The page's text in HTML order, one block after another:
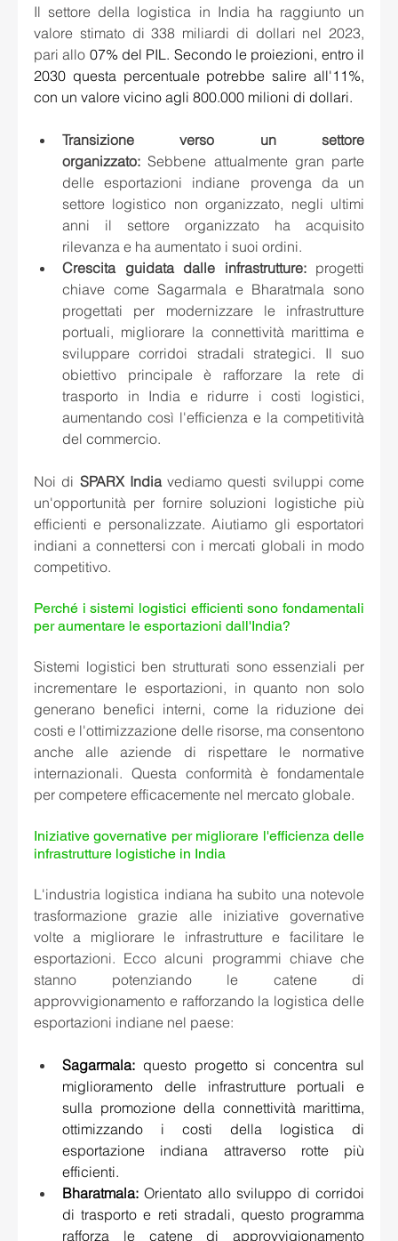
Il settore della logistica in India ha raggiunto un
valore stimato di 338 miliardi di dollari nel 2023,
pari allo 07% del PIL. Secondo le proiezioni, entro il
2030 questa percentuale potrebbe salire all'11%,
con un valore vicino agli 800.000 milioni di dollari.
Transizione verso un settore
organizzato: Sebbene attualmente gran parte
delle esportazioni indiane provenga da un
settore logistico non organizzato, negli ultimi
anni il settore organizzato ha acquisito
rilevanza e ha aumentato i suoi ordini.
Crescita guidata dalle infrastrutture: progetti
chiave come Sagarmala e Bharatmala sono
progettati per modernizzare le infrastrutture
portuali, migliorare la connettività marittima e
sviluppare corridoi stradali strategici. Il suo
obiettivo principale è rafforzare la rete di
trasporto in India e ridurre i costi logistici,
aumentando così l'efficienza e la competitività
del commercio.
Noi di SPARX India vediamo questi sviluppi come
un'opportunità per fornire soluzioni logistiche più
efficienti e personalizzate. Aiutiamo gli esportatori
indiani a connettersi con i mercati globali in modo
competitivo.
Perché i sistemi logistici efficienti sono fondamentali
per aumentare le esportazioni dall'India?
Sistemi logistici ben strutturati sono essenziali per
incrementare le esportazioni, in quanto non solo
generano benefici interni, come la riduzione dei
costi e l'ottimizzazione delle risorse, ma consentono
anche alle aziende di rispettare le normative
internazionali. Questa conformità è fondamentale
per competere efficacemente nel mercato globale.
Iniziative governative per migliorare l'efficienza delle
infrastrutture logistiche in India
L'industria logistica indiana ha subito una notevole
trasformazione grazie alle iniziative governative
volte a migliorare le infrastrutture e facilitare le
esportazioni. Ecco alcuni programmi chiave che
stanno potenziando le catene di
approvvigionamento e rafforzando la logistica delle
esportazioni indiane nel paese:
Sagarmala: questo progetto si concentra sul
miglioramento delle infrastrutture portuali e
sulla promozione della connettività marittima,
ottimizzando i costi della logistica di
esportazione indiana attraverso rotte più
efficienti.
Bharatmala: Orientato allo sviluppo di corridoi
di trasporto e reti stradali, questo programma
rafforza le catene di approvvigionamento